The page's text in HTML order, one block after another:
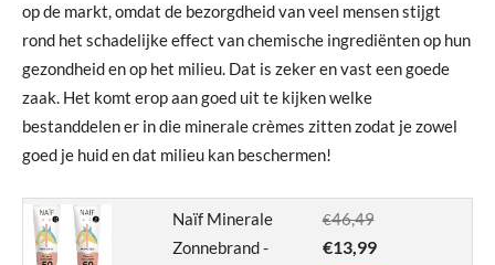
op de markt, omdat de bezorgdheid van veel mensen stijgt
rond het schadelijke effect van chemische ingrediënten op hun
gezondheid en op het milieu. Dat is zeker en vast een goede
zaak. Het komt erop aan goed uit te kijken welke
bestanddelen er in die minerale crèmes zitten zodat je zowel
goed je huid en dat milieu kan beschermen!
Naïf Minerale
Zonnebrand -
€46,49
€13,99